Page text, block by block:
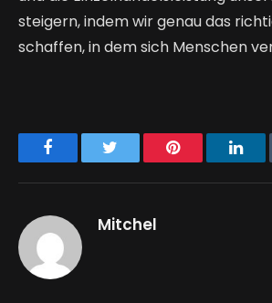
steigern, indem wir genau das
schaffen, in dem sich Menschen
Facebook Pinterest
Mitchel